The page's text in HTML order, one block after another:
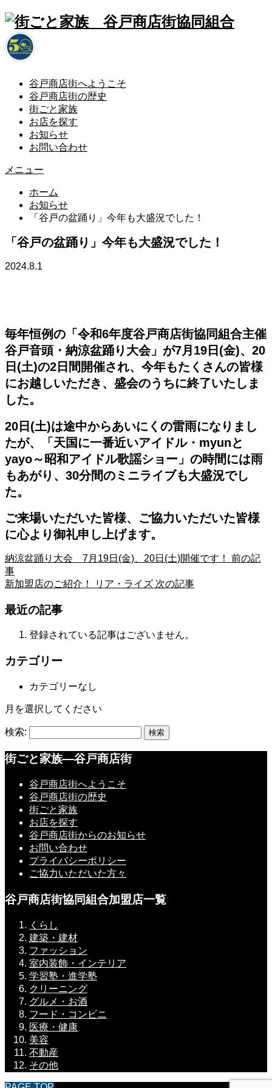
谷戸商店街へようこそ
谷戸商店街の歴史
街ごと家族
お店を探す
お知らせ
お問い合わせ
メニュー
ホーム
お知らせ
「谷戸の盆踊り」今年も大盛況でした！
「谷戸の盆踊り」今年も大盛況でした！
2024.8.1
毎年恒例の「令和6年度谷戸商店街協同組合主催
谷戸音頭・納涼盆踊り大会」が7月19日(金)、20
日(土)の2日間開催され、今年もたくさんの皆様
にお越しいただき、盛会のうちに終了いたしま
した。
20日(土)は途中からあいにくの雷雨になりまし
たが、「天国に一番近いアイドル・myunと
yayo～昭和アイドル歌謡ショー」の時間には雨
もあがり、30分間のミニライブも大盛況でし
た。
ご来場いただいた皆様、ご協力いただいた皆様
に心より御礼申し上げます。
納涼盆踊り大会 7月19日(金)、20日(土)開催です！
前の記
事
新加盟店のご紹介！ リア・ライズ 次の記事
最近の記事
登録されている記事はございません。
カテゴリー
カテゴリーなし
月を選択してください
検索:
街ごと家族―谷戸商店街
谷戸商店街へようこそ
谷戸商店街の歴史
街ごと家族
お店を探す
谷戸商店街からのお知らせ
お問い合わせ
プライバシーポリシー
ご協力いただいた方々
谷戸商店街協同組合加盟店一覧
くらし
建築・建材
ファッション
室内装飾・インテリア
学習塾・進学塾
クリーニング
グルメ・お酒
フード・コンビニ
医療・健康
美容
不動産
その他